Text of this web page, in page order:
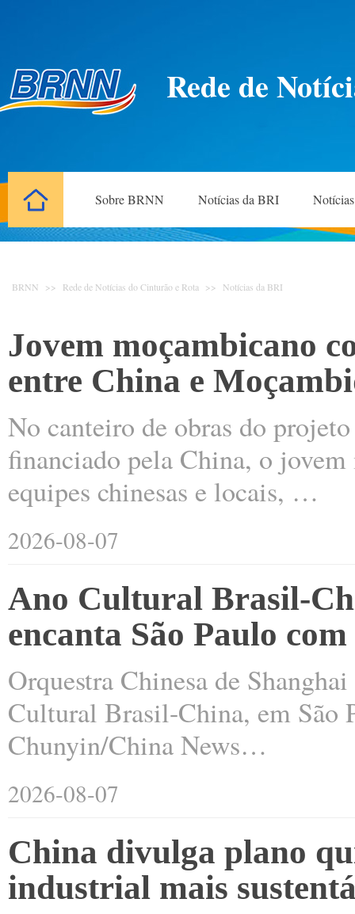
Rede de
Sobre BRNN Notícias da BRI
BRNN >> Rede de Notícias do Cinturão e Rota >> Notícias da BRI
Jovem moçambicano
entre China e
No canteiro de obras do
financiado pela China, o
equipes chinesas e locais, …
2026-08-07
Ano Cultural Brasil-
encanta São Paulo
Orquestra Chinesa de
Cultural Brasil-China, em São
Chunyin/China News…
2026-08-07
China divulga plano
industrial mais